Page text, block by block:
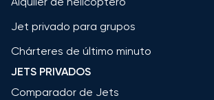
Jet privado para grupos
Chárteres de último minuto
JETS PRIVADOS
Comparador de Jets